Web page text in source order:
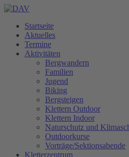
Startseite
Aktuelles
Termine
Aktivitäten
Bergwandern
Familien
Jugend
Biking
Bergsteigen
Klettern Outdoor
Klettern Indoor
Naturschutz und
Outdoorkurse
Vorträge/Sektionsabende
Kletterzentrum